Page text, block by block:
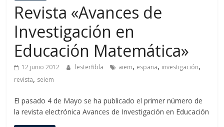
Revista «Avances de
Investigación en
Educación Matemática»
12 junio 2012 lesterfibla aiem, españa, investigación,
revista, seiem
El pasado 4 de Mayo se ha publicado el primer número de
la revista electrónica Avances de Investigación en Educación